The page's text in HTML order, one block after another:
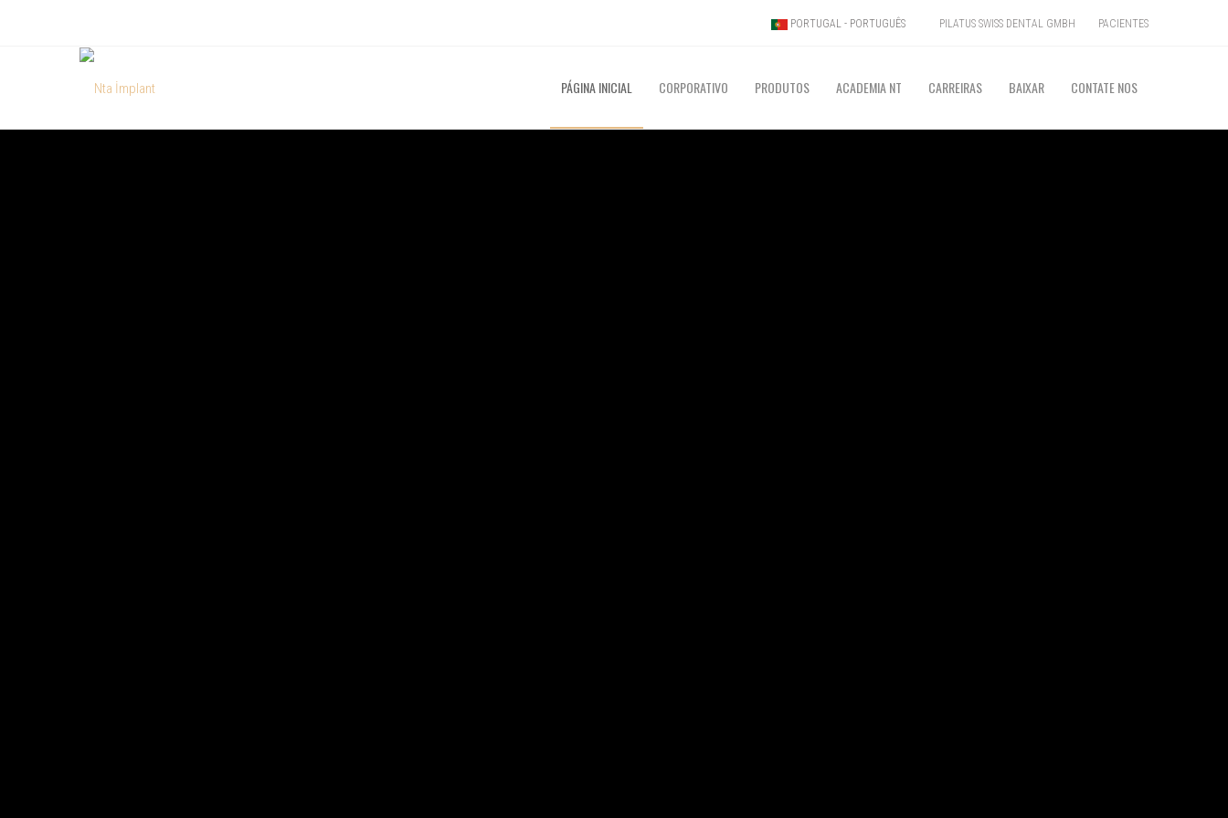
PACIENTES
PILATUS SWISS DENTAL GMBH
PORTUGAL - PORTUGUÊS
PÁGINA INICIAL CORPORATIVO PRODUTOS ACADEMIA NT CARREIRAS BAIXAR CONTATE NOS